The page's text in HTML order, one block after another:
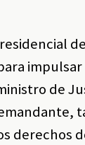
de
derechos